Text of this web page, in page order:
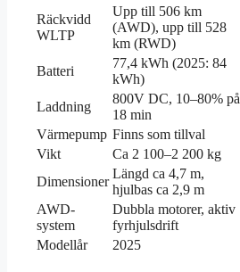
Räckvidd
WLTP
Upp till 506 km
(AWD), upp till 528
km (RWD)
Batteri
77,4 kWh (2025: 84
kWh)
Laddning
800V DC, 10–80% på
18 min
Värmepump Finns som tillval
Vikt
Ca 2 100–2 200 kg
Dimensioner
Längd ca 4,7 m,
hjulbas ca 2,9 m
AWD-
system
Dubbla motorer, aktiv
fyrhjulsdrift
Modellår
2025